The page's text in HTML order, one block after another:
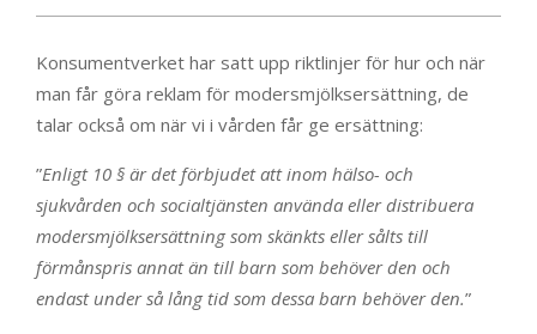
Konsumentverket har satt upp riktlinjer för hur och när
man får göra reklam för modersmjölksersättning, de
talar också om när vi i vården får ge ersättning:
”Enligt 10 § är det förbjudet att inom hälso- och
sjukvården och socialtjänsten använda eller distribuera
modersmjölksersättning som skänkts eller sålts till
förmånspris annat än till barn som behöver den och
endast under så lång tid som dessa barn behöver den.”